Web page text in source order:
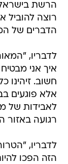
הרשת
רוצה להוביל
הדברים של
לדבריו,
איך אני
חשוב.
אלא פוגעים
לאבידות של
רגועה באזור
לדבריו,
הזה הפכו